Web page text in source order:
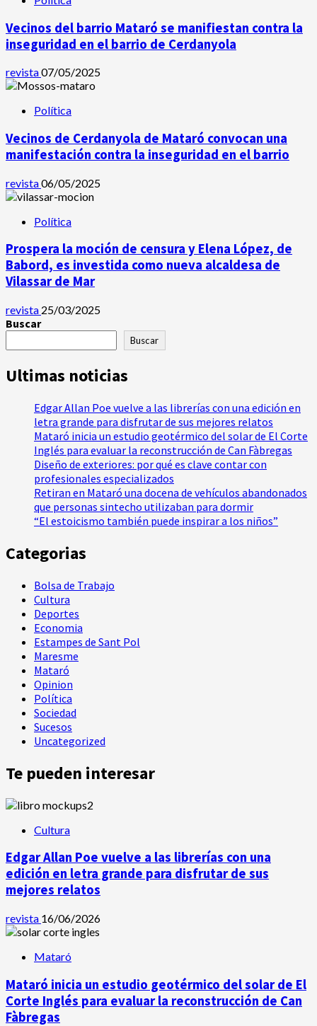
Vecinos del barrio Mataró se manifiestan contra la
inseguridad en el barrio de Cerdanyola
revista07/05/2025
Política
Vecinos de Cerdanyola de Mataró convocan una
manifestación contra la inseguridad en el barrio
revista06/05/2025
Política
Prospera la moción de censura y Elena López, de
Babord, es investida como nueva alcaldesa de
Vilassar de Mar
revista 25/03/2025
Buscar
Buscar
Ultimas noticias
Edgar Allan Poe vuelve a las librerías con una edición en
letra grande para disfrutar de sus mejores relatos
Mataró inicia un estudio geotérmico del solar de El Corte
Inglés para evaluar la reconstrucción de Can Fàbregas
Diseño de exteriores: por qué es clave contar con
profesionales especializados
Retiran en Mataró una docena de vehículos abandonados
que personas sintecho utilizaban para dormir
“El estoicismo también puede inspirar a los niños”
Categorias
Bolsa de Trabajo
Cultura
Deportes
Economia
Estampes de Sant Pol
Maresme
Mataró
Opinion
Política
Sociedad
Sucesos
Uncategorized
Te pueden interesar
Cultura
Edgar Allan Poe vuelve a las librerías con una
edición en letra grande para disfrutar de sus
mejores relatos
revista 16/06/2026
Mataró
Mataró inicia un estudio geotérmico del solar de El
Corte Inglés para evaluar la reconstrucción de Can
Fàbregas